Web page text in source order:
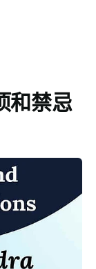
和禁忌